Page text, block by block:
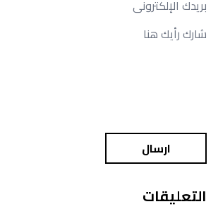
ارسال
التعليقات